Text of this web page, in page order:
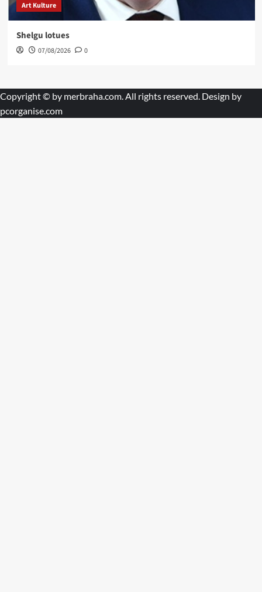
Art Kulture
Shelgu lotues
07/08/2026 0
Copyright © by merbraha.com. All rights reserved. Design by
pcorganise.com